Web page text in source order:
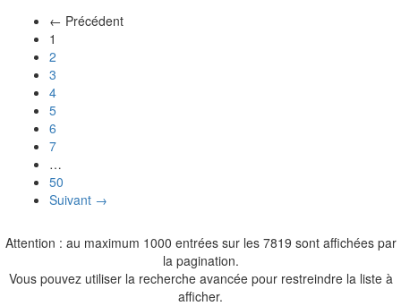
← Précédent
1
2
3
4
5
6
7
…
50
Suivant →
Attention : au maximum 1000 entrées sur les 7819 sont affichées par
la pagination.
Vous pouvez utiliser la recherche avancée pour restreindre la liste à
afficher.